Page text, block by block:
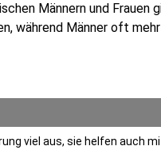
Männern und Frauen
während Männer oft
viel aus, sie helfen auch